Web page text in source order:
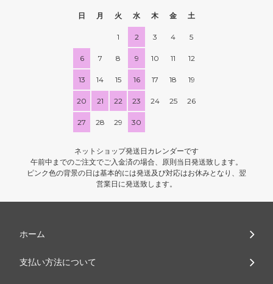
日 月 火 水 木 金 土
1 2 3 4 5
6 7 8 9 10 11 12
13 14 15 16 17 18 19
20 21 22 23 24 25 26
27 28 29 30
ネットショップ発送日カレンダーです
午前中までのご注文でご入金済の場合、原則当日発送致します。
ピンク色の背景の日は基本的には発送及び対応はお休みとなり、翌
営業日に発送致します。
ホーム
支払い方法について